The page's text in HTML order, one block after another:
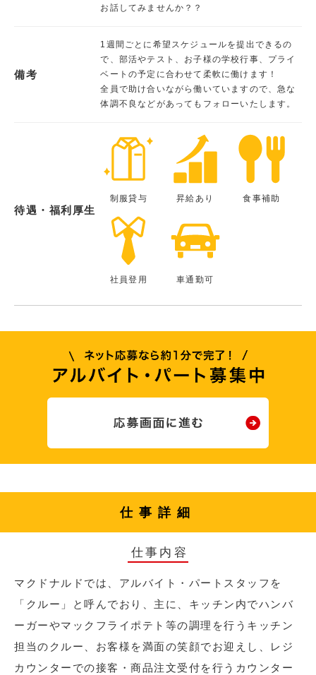
お話してみませんか？？
備考
1週間ごとに希望スケジュールを提出できるの
で、部活やテスト、お子様の学校行事、プライ
ベートの予定に合わせて柔軟に働けます！
全員で助け合いながら働いていますので、急な
体調不良などがあってもフォローいたします。
待遇・福利厚生
制服貸与 昇給あり 食事補助
社員登用 車通勤可
仕事詳細
仕事内容
マクドナルドでは、アルバイト・パートスタッフを
「クルー」と呼んでおり、主に、キッチン内でハンバ
ーガーやマックフライポテト等の調理を行うキッチン
担当のクルー、お客様を満面の笑顔でお迎えし、レジ
カウンターでの接客・商品注文受付を行うカウンター